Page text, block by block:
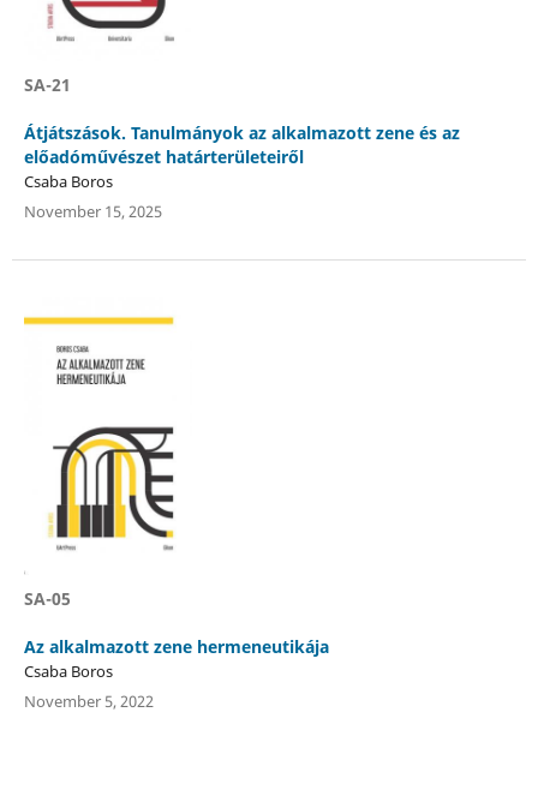
SA-21
Átjátszások. Tanulmányok az alkalmazott zene és az
előadóművészet határterületeiről
Csaba Boros
November 15, 2025
SA-05
Az alkalmazott zene hermeneutikája
Csaba Boros
November 5, 2022